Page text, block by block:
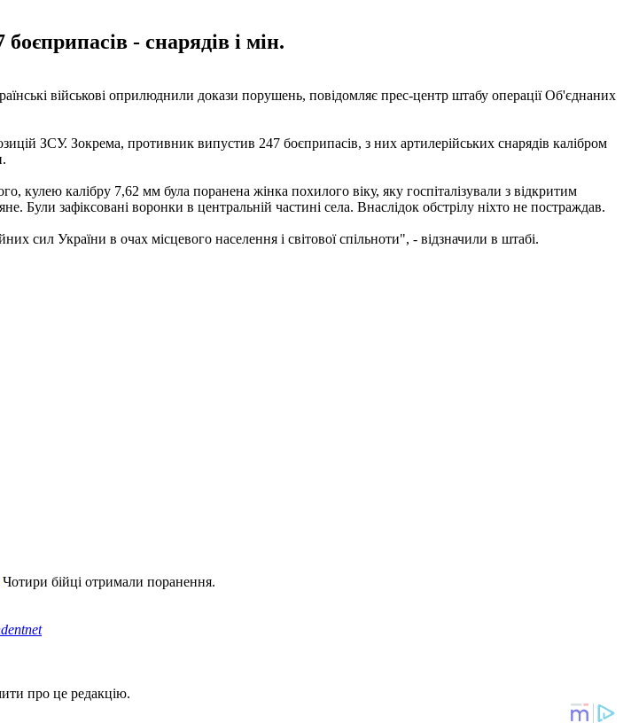
- снарядів і мін.
військові оприлюднили докази порушень, повідомляє прес-центр штабу операції Об'єднаних
ЗСУ. Зокрема, противник випустив 247 боєприпасів, з них артилерійських снарядів калібром
кулею калібру 7,62 мм була поранена жінка похилого віку, яку госпіталізували з відкритим
Були зафіксовані воронки в центральній частині села. Внаслідок обстрілу ніхто не постраждав.
сил України в очах місцевого населення і світової спільноти", - відзначили в штабі.
Чотири бійці отримали поранення.
про це редакцію.